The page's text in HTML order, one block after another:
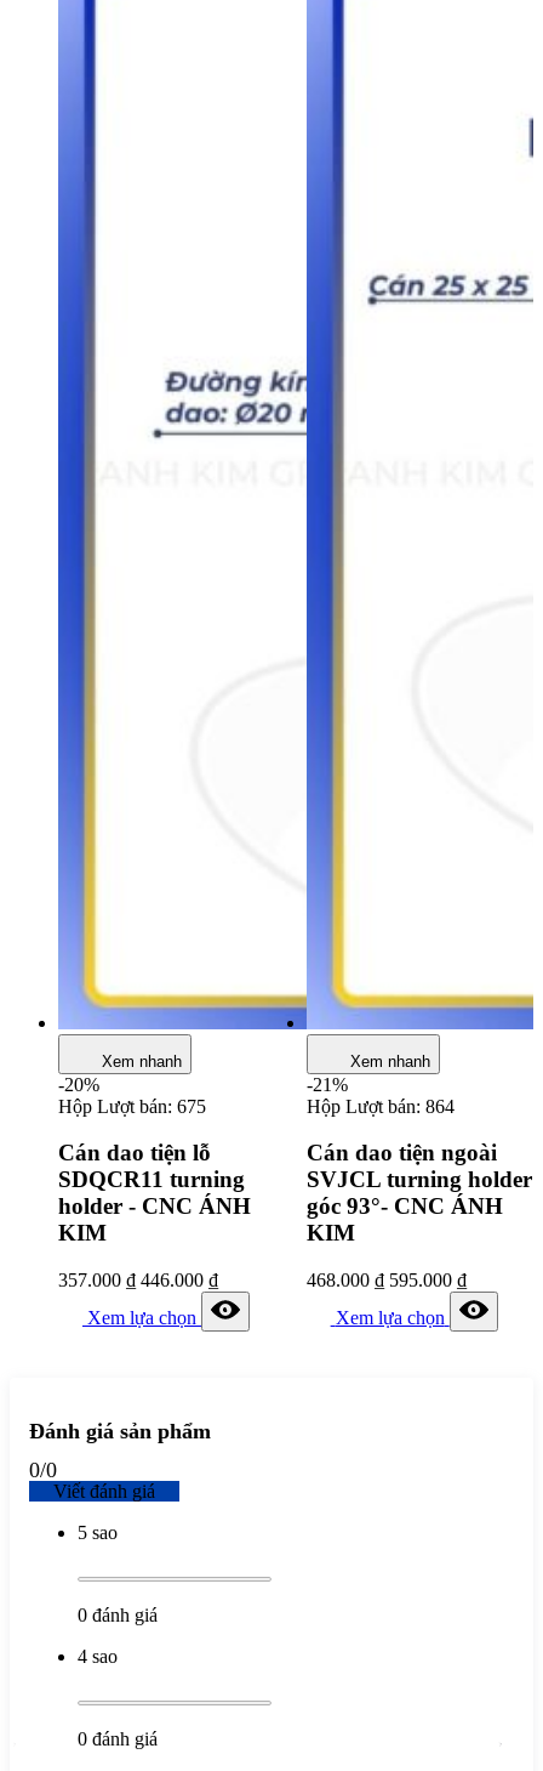
Xem nhanh
-20%
Hộp Lượt bán: 675
Cán dao tiện lỗ
SDQCR11 turning
holder - CNC ÁNH
KIM
357.000 ₫ 446.000 ₫
Xem lựa chọn
Xem nhanh
-21%
Hộp Lượt bán: 864
Cán dao tiện ngoài
SVJCL turning holder
góc 93°- CNC ÁNH
KIM
468.000₫ 595.000₫
Xem lựa chọn
Đánh giá sản phẩm
0/0
Viết đánh giá
5 sao
0 đánh giá
4 sao
0 đánh giá